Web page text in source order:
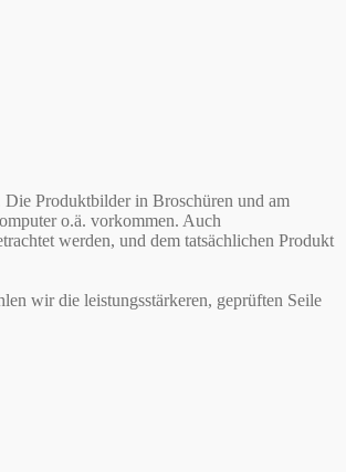
Produktbilder in Broschüren und am
o.ä. vorkommen. Auch
werden, und dem tatsächlichen Produkt
wir die leistungsstärkeren, geprüften Seile